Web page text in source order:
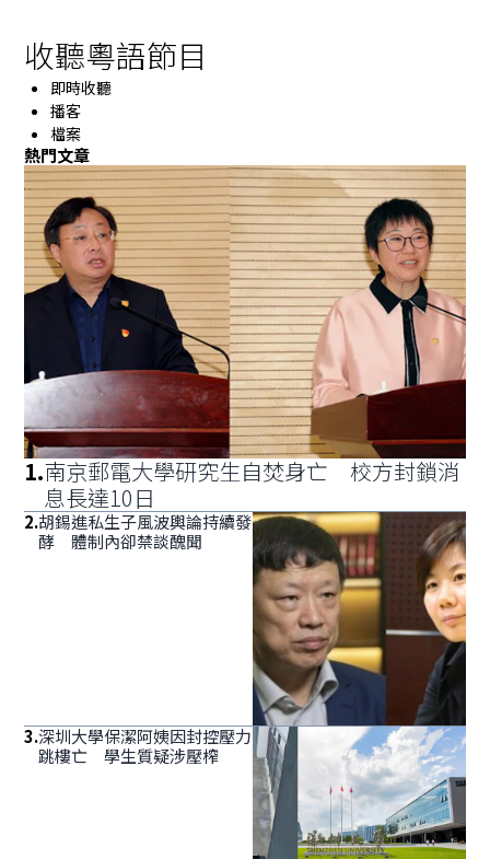
收聽粵語節目
即時收聽
播客
檔案
熱門文章
1.南京郵電大學研究生自焚身亡 校方封鎖消
息長達10日
2.胡錫進私生子風波輿論持續發
酵 體制內卻禁談醜聞
3.深圳大學保潔阿姨因封控壓力
跳樓亡 學生質疑涉壓榨